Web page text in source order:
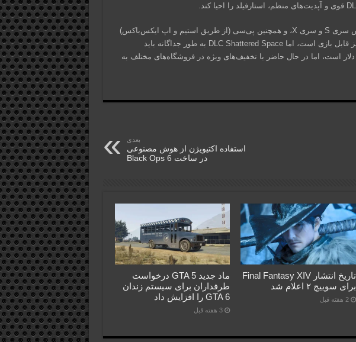
استارفیلد در حال حاضر برای ایکس‌باکس سری S و سری X، و همچنین پی‌سی (از طریق استیم و اپ ایکس‌باکس)
در دسترس است. این بازی با گیم‌پس نیز قابل بازی است، اما DLC Shattered Space به طور جداگانه باید
خریداری شود. قیمت اصلی بازی ۶۹٫۹۹ دلار است، اما در حال حاضر با تخفیف‌های ویژه در فروشگاه‌های مختلف به
بعدی
استفاده اکتیویژن از هوش مصنوعی
در ساخت Black Ops 6
تاریخ انتشار Final Fantasy XIV
برای سوییچ ۲ اعلام شد
2 هفته قبل
ماد جدید GTA 5 درخواست
طرفداران برای سیستم زندان
GTA 6 را افزایش داد
3 هفته قبل